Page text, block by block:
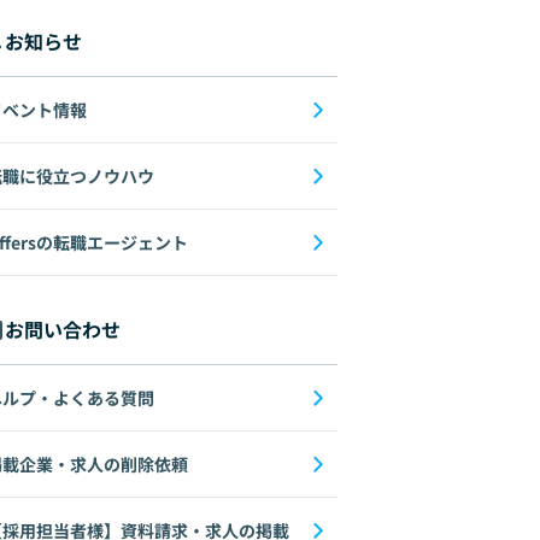
お知らせ
ント情報
に役立つノウハウ
の転職エージェント
お問い合わせ
プ・よくある質問
企業・求人の削除依頼
用担当者様】資料請求・求人の掲載